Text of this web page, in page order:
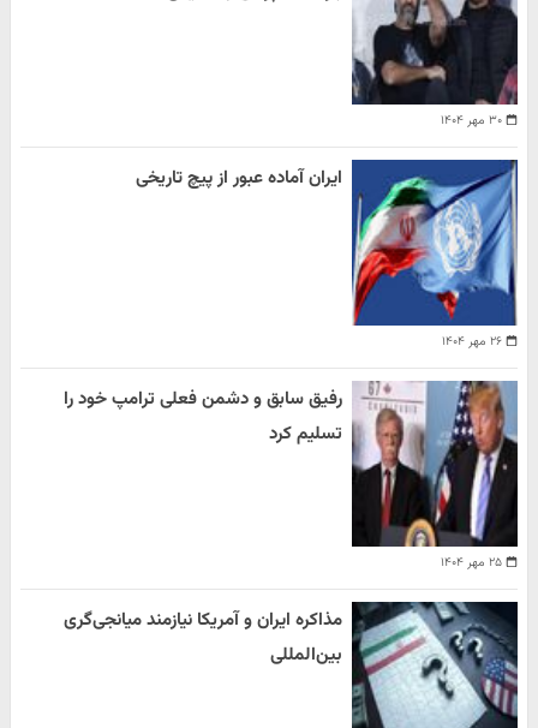
۳۰ مهر ۱۴۰۴
۲۶ مهر ۱۴۰۴
ایران آماده عبور از پیچ تاریخی
۲۵ مهر ۱۴۰۴
رفیق سابق و دشمن فعلی ترامپ خود را
تسلیم کرد
مذاکره ایران و آمریکا نیازمند میانجی‌گری
بین‌المللی